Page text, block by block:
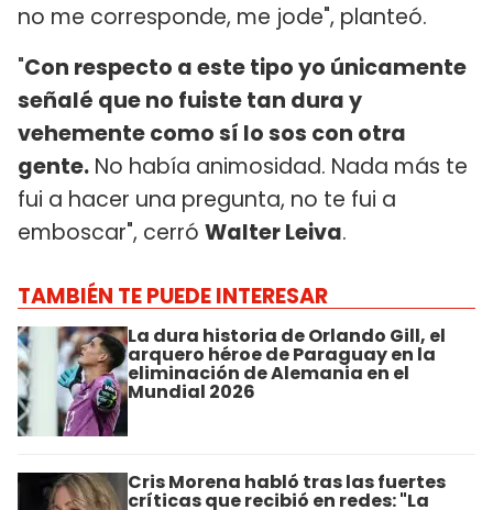
no me corresponde, me jode", planteó.
"Con respecto a este tipo yo únicamente
señalé que no fuiste tan dura y
vehemente como sí lo sos con otra
gente. No había animosidad. Nada más te
fui a hacer una pregunta, no te fui a
emboscar", cerró Walter Leiva.
TAMBIÉN TE PUEDE INTERESAR
La dura historia de Orlando Gill, el
arquero héroe de Paraguay en la
eliminación de Alemania en el
Mundial 2026
Cris Morena habló tras las fuertes
críticas que recibió en redes: "La